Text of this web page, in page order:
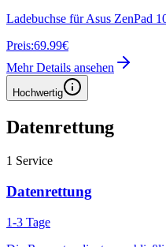
Ladebuchse für Asus ZenPad
Preis:69.99€
Mehr Details ansehen
Hochwertig
Datenrettung
1 Service
Datenrettung
1-3 Tage